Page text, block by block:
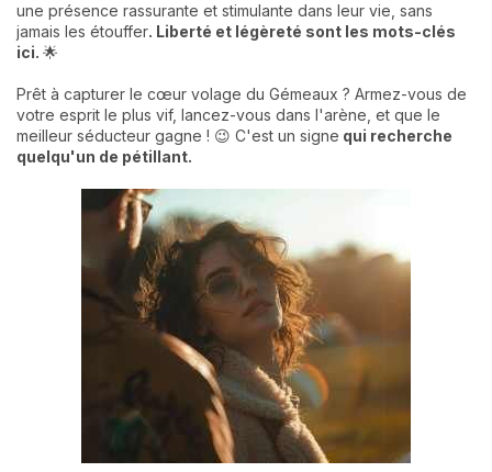
une présence rassurante et stimulante dans leur vie, sans
jamais les étouffer. Liberté et légèreté sont les mots-clés
ici. 🌟
Prêt à capturer le cœur volage du Gémeaux ? Armez-vous de
votre esprit le plus vif, lancez-vous dans l'arène, et que le
meilleur séducteur gagne ! 😉 C'est un signe qui recherche
quelqu'un de pétillant.